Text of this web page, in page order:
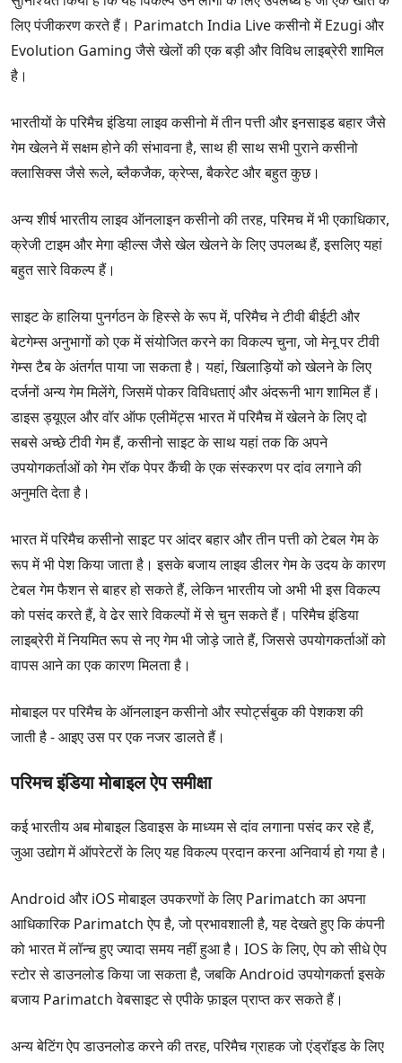
लिए पंजीकरण करते हैं। Parimatch India Live कसीनो में Ezugi और
Evolution Gaming जैसे खेलों की एक बड़ी और विविध लाइब्रेरी शामिल
है।
भारतीयों के परिमैच इंडिया लाइव कसीनो में तीन पत्ती और इनसाइड बहार जैसे
गेम खेलने में सक्षम होने की संभावना है, साथ ही साथ सभी पुराने कसीनो
क्लासिक्स जैसे रूले, ब्लैकजैक, क्रेप्स, बैकरेट और बहुत कुछ।
अन्य शीर्ष भारतीय लाइव ऑनलाइन कसीनो की तरह, परिमच में भी एकाधिकार,
क्रेजी टाइम और मेगा व्हील्स जैसे खेल खेलने के लिए उपलब्ध हैं, इसलिए यहां
बहुत सारे विकल्प हैं।
साइट के हालिया पुनर्गठन के हिस्से के रूप में, परिमैच ने टीवी बीईटी और
बेटगेम्स अनुभागों को एक में संयोजित करने का विकल्प चुना, जो मेनू पर टीवी
गेम्स टैब के अंतर्गत पाया जा सकता है। यहां, खिलाड़ियों को खेलने के लिए
दर्जनों अन्य गेम मिलेंगे, जिसमें पोकर विविधताएं और अंदरूनी भाग शामिल हैं।
डाइस ड्यूएल और वॉर ऑफ एलीमेंट्स भारत में परिमैच में खेलने के लिए दो
सबसे अच्छे टीवी गेम हैं, कसीनो साइट के साथ यहां तक कि अपने
उपयोगकर्ताओं को गेम रॉक पेपर कैंची के एक संस्करण पर दांव लगाने की
अनुमति देता है।
भारत में परिमैच कसीनो साइट पर आंदर बहार और तीन पत्ती को टेबल गेम के
रूप में भी पेश किया जाता है। इसके बजाय लाइव डीलर गेम के उदय के कारण
टेबल गेम फैशन से बाहर हो सकते हैं, लेकिन भारतीय जो अभी भी इस विकल्प
को पसंद करते हैं, वे ढेर सारे विकल्पों में से चुन सकते हैं। परिमैच इंडिया
लाइब्रेरी में नियमित रूप से नए गेम भी जोड़े जाते हैं, जिससे उपयोगकर्ताओं को
वापस आने का एक कारण मिलता है।
मोबाइल पर परिमैच के ऑनलाइन कसीनो और स्पोर्ट्सबुक की पेशकश की
जाती है - आइए उस पर एक नजर डालते हैं।
परिमच इंडिया मोबाइल ऐप समीक्षा
कई भारतीय अब मोबाइल डिवाइस के माध्यम से दांव लगाना पसंद कर रहे हैं,
जुआ उद्योग में ऑपरेटरों के लिए यह विकल्प प्रदान करना अनिवार्य हो गया है।
Android और iOS मोबाइल उपकरणों के लिए Parimatch का अपना
आधिकारिक Parimatch ऐप है, जो प्रभावशाली है, यह देखते हुए कि कंपनी
को भारत में लॉन्च हुए ज्यादा समय नहीं हुआ है। IOS के लिए, ऐप को सीधे ऐप
स्टोर से डाउनलोड किया जा सकता है, जबकि Android उपयोगकर्ता इसके
बजाय Parimatch वेबसाइट से एपीके फ़ाइल प्राप्त कर सकते हैं।
अन्य बेटिंग ऐप डाउनलोड करने की तरह, परिमैच ग्राहक जो एंड्रॉइड के लिए